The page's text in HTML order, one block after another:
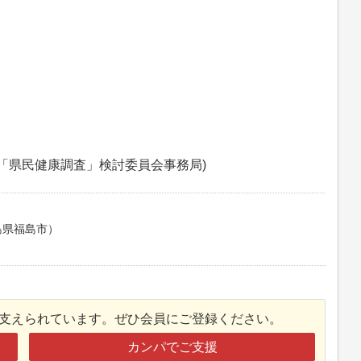
県民健康調査」検討委員会事務局)
福島市）
られています。ぜひ会員にご登録ください。
カンパでご支援